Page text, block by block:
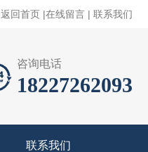
返回首页 |在线留言 | 联系我们
咨询电话
18227262093
联系我们